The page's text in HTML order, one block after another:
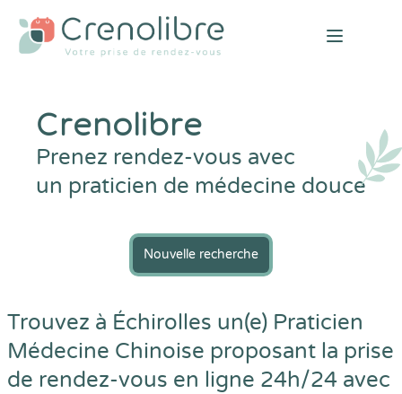
Open
Crenolibre
Prenez rendez-vous avec
un praticien de médecine douce
Nouvelle recherche
Trouvez à Échirolles un(e) Praticien
Médecine Chinoise proposant la prise
de rendez-vous en ligne 24h/24 avec